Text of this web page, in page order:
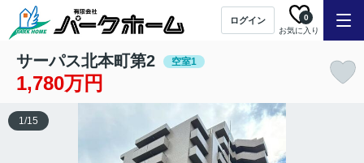
ログイン
お気に入り
0
サーパス北本町第2 空室1
1,780万円
1/15